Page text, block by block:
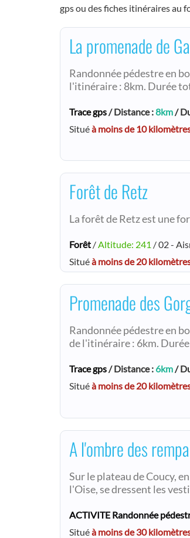
gps ou des fiches itinéraires au
La promenade de
Randonnée pédestre en
l'itinéraire : 8km. Durée
Trace gps/ Distance :8km/
Situéà moins de 10
Forêt de Retz
La forêt de Retz est une
Forêt /Altitude: 241 / 02 -
Situéà moins de 20
Promenade des
Randonnée pédestre en
de l'itinéraire : 6km.
Trace gps/ Distance : 6km/
Situéà moins de 20
A l'ombre des
Sur le plateau de Coucy,
l'Oise, se dressent les
ACTIVITE Randonnée
Situéà moins de 30